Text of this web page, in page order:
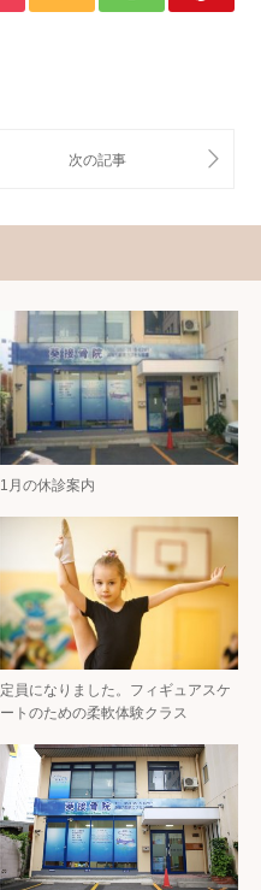
1月の休診案内
定員になりました。フィギュアスケ
ートのための柔軟体験クラス